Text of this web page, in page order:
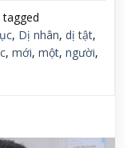
tagged
, Dị nhân, dị tật,
, mới, một, người,